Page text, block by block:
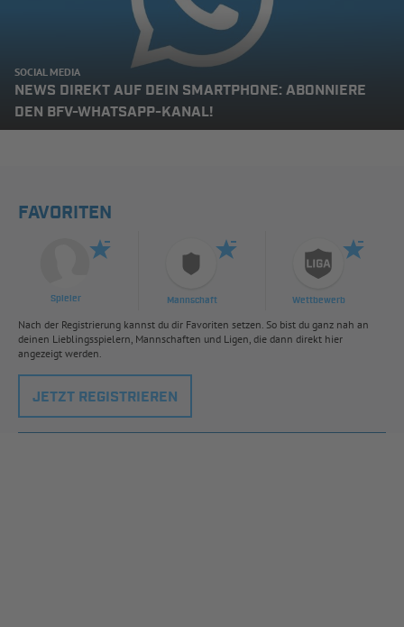
SOCIAL MEDIA
NEWS DIREKT AUF DEIN SMARTPHONE: ABONNIERE
DEN BFV-WHATSAPP-KANAL!
FAVORITEN
Spieler Mannschaft Wettbewerb
Nach der Registrierung kannst du dir Favoriten setzen. So bist du ganz nah an
deinen Lieblingsspielern, Mannschaften und Ligen, die dann direkt hier
angezeigt werden.
JETZT REGISTRIEREN